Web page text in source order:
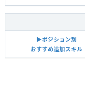
▶︎ポジション別
おすすめ追加スキル